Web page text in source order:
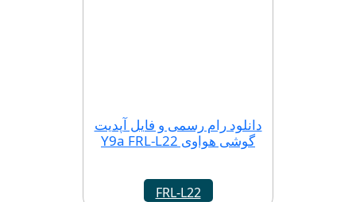
دانلود رام رسمی و فایل آپدیت
گوشی هواوی Y9a FRL-L22
FRL-L22